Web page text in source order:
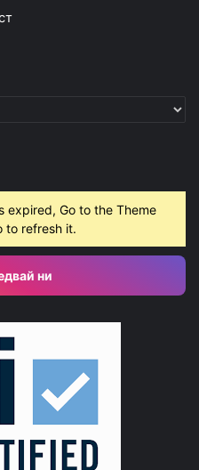
expired, Go to the Theme
to refresh it.
ни